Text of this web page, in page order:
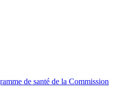
de santé de la Commission